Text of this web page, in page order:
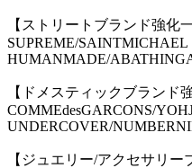
【ストリートブランド強化一
SUPREME/SAINTMICHAEL
HUMANMADE/
【ドメスティックブランド
COMMEdesGARCONS/
UNDERCOVER/
【ジュエリー/アクセサリー